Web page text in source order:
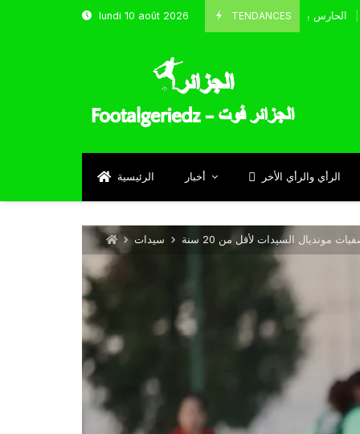
lundi 10 août 2026 TENDANCES
الحارس بوحلفاية يتحدث عن طموحاته مع المنتخب و شباب
الرئيسية أخبار الرأي والرأي الأخر
سيدات مونديال السيدات لأقل من 20 سنة